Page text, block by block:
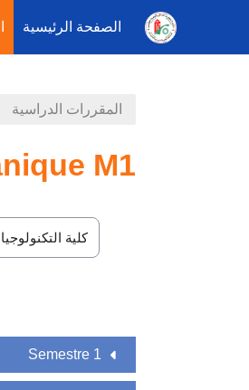
الصفحة الرئيسية
المقررات الدراسية
M1
تصنيفات
Semestre 1